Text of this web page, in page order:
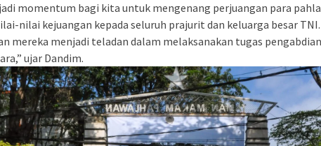
momentum bagi kita untuk mengenang perjuangan para
nilai kejuangan kepada seluruh prajurit dan keluarga besar
mereka menjadi teladan dalam melaksanakan tugas
ujar Dandim.